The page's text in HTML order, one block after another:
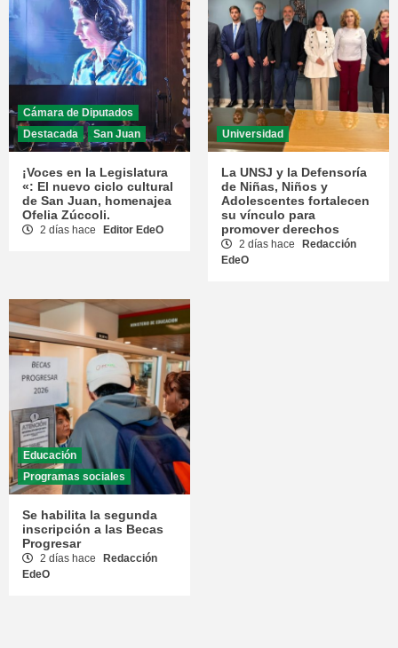
Cámara de Diputados
Destacada
San Juan
¡Voces en la Legislatura
«: El nuevo ciclo cultural
de San Juan, homenajea
Ofelia Zúccoli.
2 días hace Editor EdeO
Universidad
La UNSJ y la Defensoría
de Niñas, Niños y
Adolescentes fortalecen
su vínculo para
promover derechos
2 días hace
Redacción
EdeO
Educación
Programas sociales
Se habilita la segunda
inscripción a las Becas
Progresar
2 días hace
Redacción
EdeO